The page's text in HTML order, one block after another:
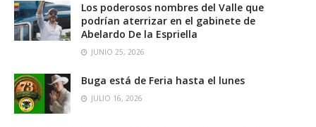
Los poderosos nombres del Valle que
podrían aterrizar en el gabinete de
Abelardo De la Espriella
JUNIO 25, 2026
Buga está de Feria hasta el lunes
JULIO 16, 2026